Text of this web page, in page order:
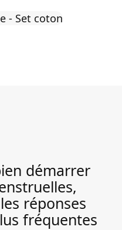
- Set coton
démarrer
réponses
fréquentes